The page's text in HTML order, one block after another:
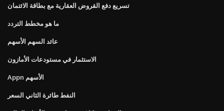
تسريع دفع القروض العقارية مع بطاقة الائتمان
ما هو مخطط التردد
عائد السهم الأسهم
الاستثمار في مستودعات الأمازون
Appn الأسهم
النفط طائرة الثاني السعر